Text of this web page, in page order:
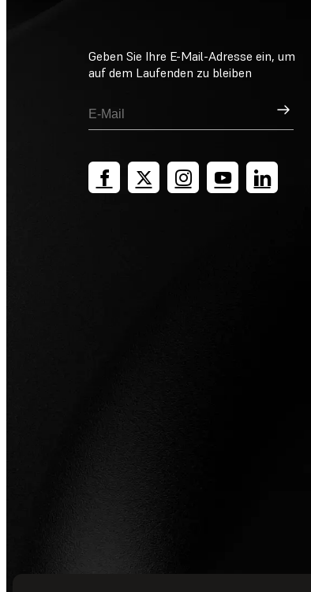
Geben Sie Ihre E-Mail-Adresse ein, um
auf dem Laufenden zu bleiben